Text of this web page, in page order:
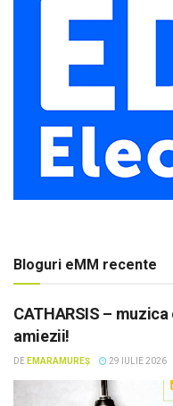
Bloguri eMM recente
CATHARSIS –
amiezii!
DE EMARAMUREȘ 29 IULIE 2026